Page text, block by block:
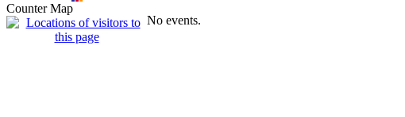
Counter Map
No events.